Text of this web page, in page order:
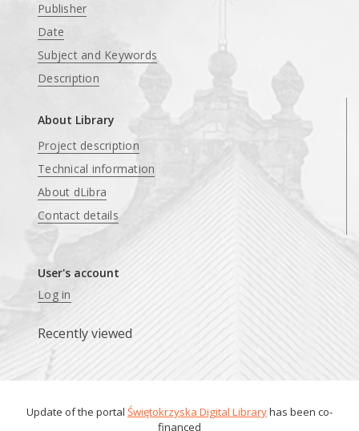
Publisher
Date
Subject and Keywords
Description
About Library
Project description
Technical information
About dLibra
Contact details
User's account
Log in
Recently viewed
Update of the portal Świętokrzyska Digital Libraryhas been co-
financed